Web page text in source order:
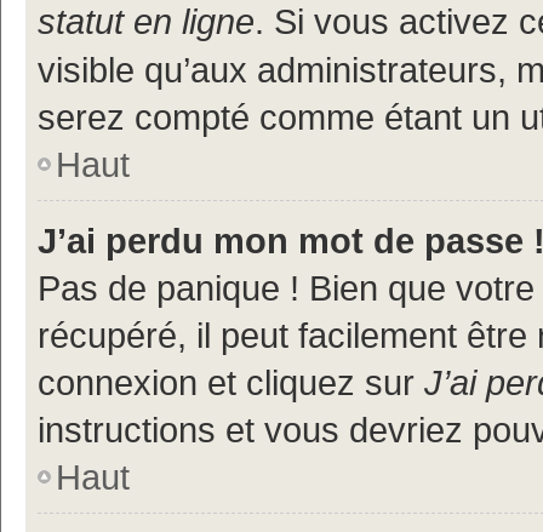
statut en ligne. Si vous activez
visible qu’aux administrateurs,
serez compté comme étant un
Haut
J’ai perdu mon mot de passe
Pas de panique ! Bien que
récupéré, il peut facilement
connexion et cliquez sur J’ai
instructions et vous devriez
Haut